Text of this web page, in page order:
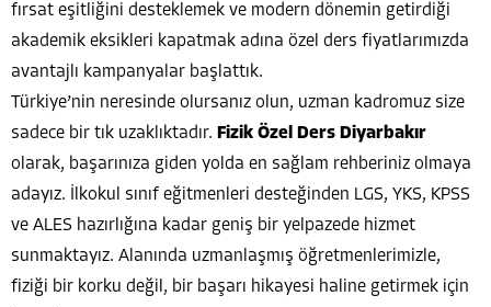
fırsat eşitliğini desteklemek ve modern dönemin getirdiği
akademik eksikleri kapatmak adına özel ders fiyatlarımızda
avantajlı kampanyalar başlattık.
Türkiye’nin neresinde olursanız olun, uzman kadromuz size
sadece bir tık uzaklıktadır. Fizik Özel Ders Diyarbakır
olarak, başarınıza giden yolda en sağlam rehberiniz olmaya
adayız. İlkokul sınıf eğitmenleri desteğinden LGS, YKS, KPSS
ve ALES hazırlığına kadar geniş bir yelpazede hizmet
sunmaktayız. Alanında uzmanlaşmış öğretmenlerimizle,
fiziği bir korku değil, bir başarı hikayesi haline getirmek için